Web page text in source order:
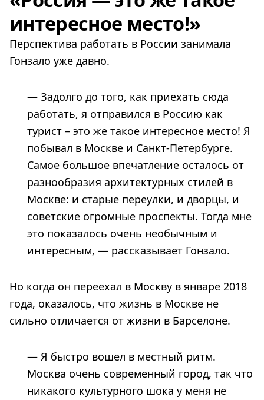
интересное место!»
Перспектива работать в России занимала
Гонзало уже давно.
— Задолго до того, как приехать сюда
работать, я отправился в Россию как
турист – это же такое интересное место! Я
побывал в Москве и Санкт-Петербурге.
Самое большое впечатление осталось от
разнообразия архитектурных стилей в
Москве: и старые переулки, и дворцы, и
советские огромные проспекты. Тогда мне
это показалось очень необычным и
интересным, — рассказывает Гонзало.
Но когда он переехал в Москву в январе 2018
года, оказалось, что жизнь в Москве не
сильно отличается от жизни в Барселоне.
— Я быстро вошел в местный ритм.
Москва очень современный город, так что
никакого культурного шока у меня не